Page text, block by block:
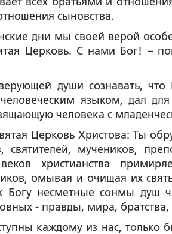
сыновства.
дни мы своей верой
Церковь. С нами Бог! –
верующей души сознавать,
языком, дал
человека с
Церковь Христова: Ты
святителей, мучеников,
христианства
омывая и очищая их
Богу несметные сонмы душ
- правды, мира,
каждому из нас,